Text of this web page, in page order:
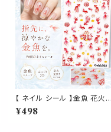
【 ネイル シール 】金魚 花火
福文字 和風 3D 立体 オーロ
ラ 水彩風 レッド ゴールド 浴
¥498